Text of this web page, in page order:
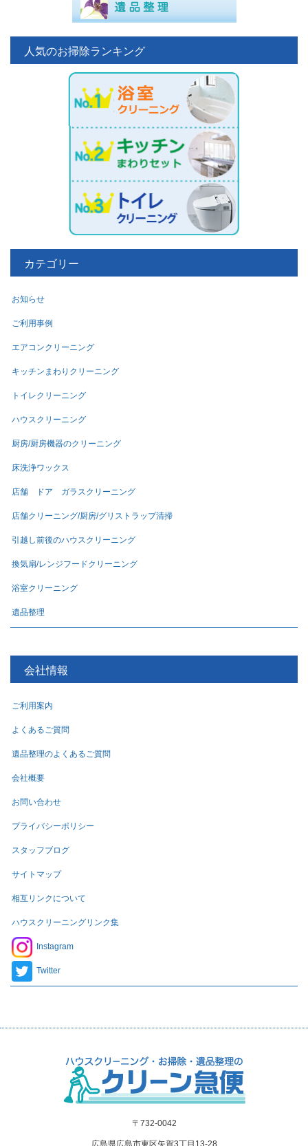
人気のお掃除ランキング
カテゴリー
お知らせ
ご利用事例
エアコンクリーニング
キッチンまわりクリーニング
トイレクリーニング
ハウスクリーニング
厨房/厨房機器のクリーニング
床洗浄ワックス
店舗 ドア ガラスクリーニング
店舗クリーニング/厨房/グリストラップ清掃
引越し前後のハウスクリーニング
換気扇/レンジフードクリーニング
浴室クリーニング
遺品整理
会社情報
ご利用案内
よくあるご質問
遺品整理のよくあるご質問
会社概要
お問い合わせ
プライバシーポリシー
スタッフブログ
サイトマップ
相互リンクについて
ハウスクリーニングリンク集
Instagram
Twitter
〒732-0042
広島県広島市東区矢賀3丁目13-28